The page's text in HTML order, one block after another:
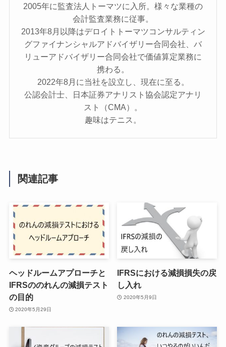
2005年に監査法人トーマツに入所。様々な業種の
会計監査業務に従事。
2013年8月以降はデロイトトーマツコンサルティン
グファイナンシャルアドバイザリー合同会社、バ
リューアドバイザリー合同会社で価値算定業務に
携わる。
2022年8月に当社を設立し、現在に至る。
公認会計士、日本証券アナリスト協会認定アナリ
スト（CMA）。
趣味はテニス。
関連記事
ヘッドルームアプローチと
IFRSののれんの減損テスト
の目的
2020年5月29日
IFRSにおける減損損失の戻
し入れ
2020年5月9日